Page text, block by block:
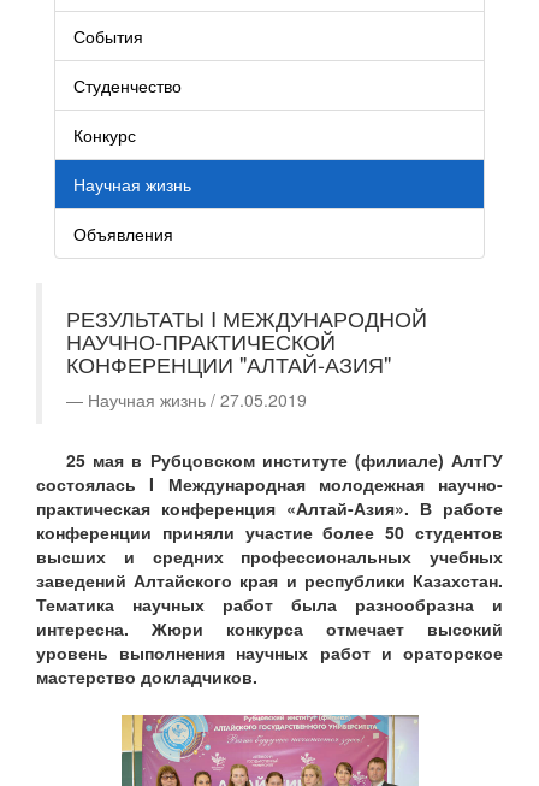
События
Студенчество
Конкурс
Научная жизнь
Объявления
РЕЗУЛЬТАТЫ I МЕЖДУНАРОДНОЙ
НАУЧНО-ПРАКТИЧЕСКОЙ
КОНФЕРЕНЦИИ "АЛТАЙ-АЗИЯ"
Научная жизнь / 27.05.2019
25 мая в Рубцовском институте (филиале) АлтГУ
состоялась I Международная молодежная научно-
практическая конференция «Алтай-Азия». В работе
конференции приняли участие более 50 студентов
высших и средних профессиональных учебных
заведений Алтайского края и республики Казахстан.
Тематика научных работ была разнообразна и
интересна. Жюри конкурса отмечает высокий
уровень выполнения научных работ и ораторское
мастерство докладчиков.